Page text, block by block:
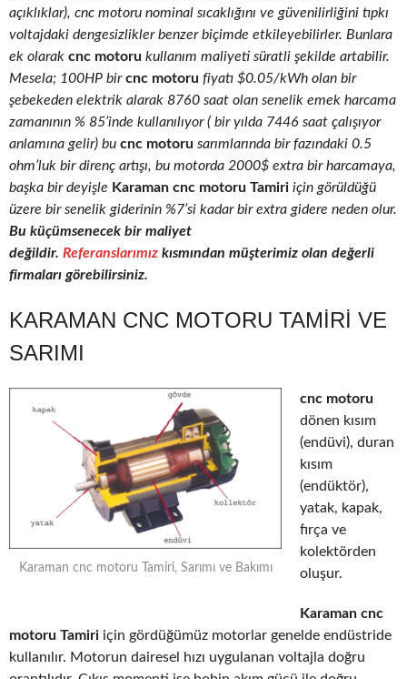
açıklıklar), cnc motoru nominal sıcaklığını ve güvenilirliğini tıpkı
voltajdaki dengesizlikler benzer biçimde etkileyebilirler. Bunlara
ek olarak cnc motoru kullanım maliyeti süratli şekilde artabilir.
Mesela; 100HP bircnc motoru fiyatı $0.05/kWh olan bir
şebekeden elektrik alarak 8760 saat olan senelik emek harcama
zamanının % 85’inde kullanılıyor ( bir yılda 7446 saat çalışıyor
anlamına gelir) bu cnc motoru sarımlarında bir fazındaki 0.5
ohm’luk bir direnç artışı, bu motorda 2000$ extra bir harcamaya,
başka bir deyişle Karaman cnc motoru Tamiri için görüldüğü
üzere bir senelik giderinin %7’si kadar bir extra gidere neden olur.
Bu küçümsenecek bir maliyet
değildir. Referanslarımız kısmından müşterimiz olan değerli
firmaları görebilirsiniz.
KARAMAN CNC MOTORU TAMIRI VE
SARIMI
Karaman cnc motoru Tamiri, Sarımı ve Bakımı
cnc motoru
dönen kısım
(endüvi), duran
kısım
(endüktör),
yatak, kapak,
fırça ve
kolektörden
oluşur.
Karaman cnc
motoru Tamiri için gördüğümüz motorlar genelde endüstride
kullanılır. Motorun dairesel hızı uygulanan voltajla doğru